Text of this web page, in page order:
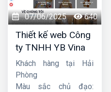
07/06/2025 640
Thiết kế web Công
ty TNHH YB Vina
Khách hàng tại Hải
Phòng
Màu sắc chủ đạo: